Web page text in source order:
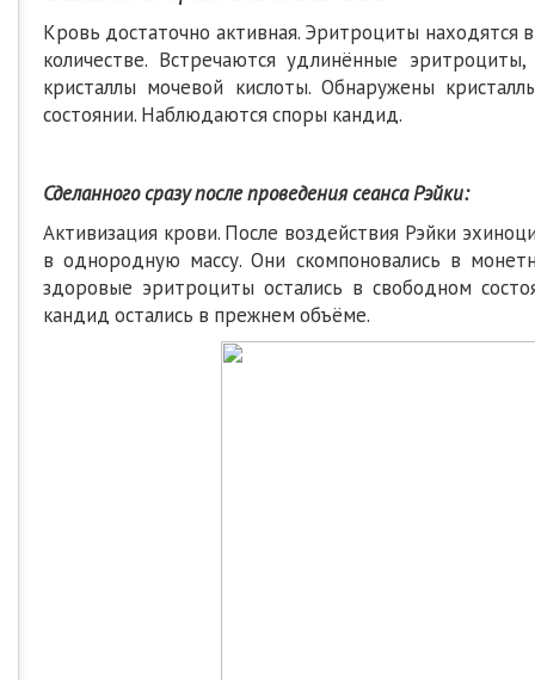
Кровь достаточно активная. Эритроциты
количестве. Встречаются удлинённые
кристаллы мочевой кислоты. Обнаружены
состоянии. Наблюдаются споры кандид.
Сделанного сразу после проведения сеанса Рэйки:
Активизация крови. После воздействия Рэйки
в однородную массу. Они скомпоновались в
здоровые эритроциты остались в свободном
кандид остались в прежнем объёме.